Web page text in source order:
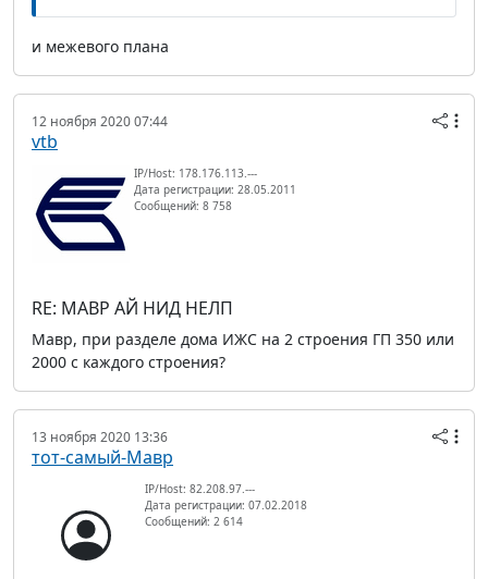
и межевого плана
12 ноября 2020 07:44
vtb
IP/Host: 178.176.113.---
Дата регистрации: 28.05.2011
Сообщений: 8 758
RE: МАВР АЙ НИД НЕЛП
Мавр, при разделе дома ИЖС на 2 строения ГП 350 или
2000 с каждого строения?
13 ноября 2020 13:36
тот-самый-Мавр
IP/Host: 82.208.97.---
Дата регистрации: 07.02.2018
Сообщений: 2 614